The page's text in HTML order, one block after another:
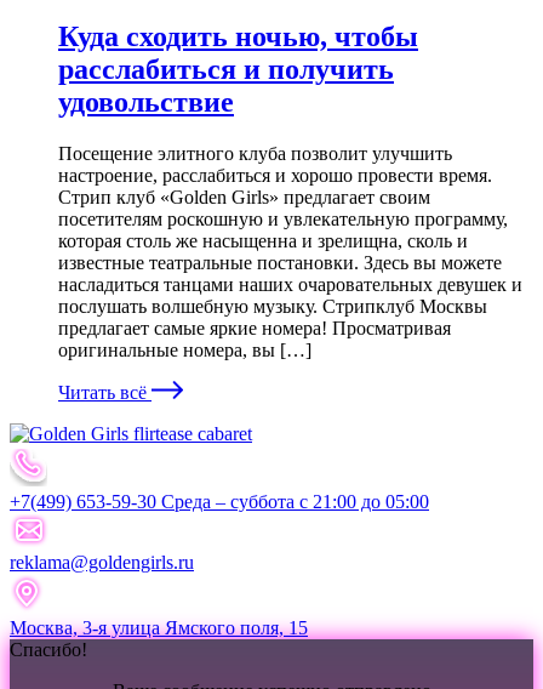
Куда сходить ночью, чтобы
расслабиться и получить
удовольствие
Посещение элитного клуба позволит улучшить
настроение, расслабиться и хорошо провести время.
Стрип клуб «Golden Girls» предлагает своим
посетителям роскошную и увлекательную программу,
которая столь же насыщенна и зрелищна, сколь и
известные театральные постановки. Здесь вы можете
насладиться танцами наших очаровательных девушек и
послушать волшебную музыку. Стрипклуб Москвы
предлагает самые яркие номера! Просматривая
оригинальные номера, вы […]
Читать всё
+7(499) 653-59-30 Среда – суббота с 21:00 до 05:00
reklama@goldengirls.ru
Москва, 3-я улица Ямского поля, 15
Спасибо!